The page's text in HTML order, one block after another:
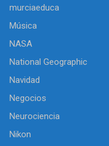
murciaeduca
Música
NASA
National Geographic
Navidad
Negocios
Neurociencia
Nikon